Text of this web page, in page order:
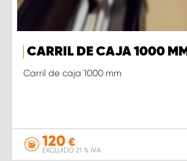
CARRIL DE CAJA 1000 MM
Carril de caja 1000 mm
120 €
EXCLUIDO 21 % IVA